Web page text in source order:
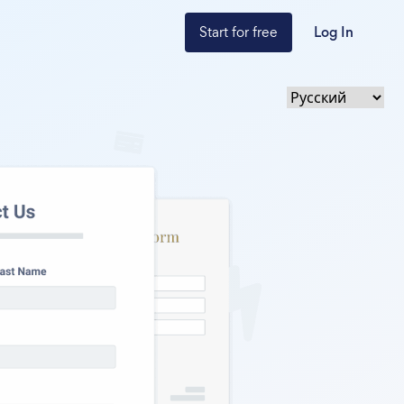
Start for free Log In